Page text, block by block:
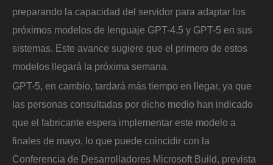
preparando la capacidad del servidor para adaptar los
próximos modelos de lenguaje GPT-4.5 y GPT-5 en sus
sistemas. Este avance sugiere que el primero de estos
modelos llegará la próxima semana.
GPT-5, en cambio, tardará más tiempo en llegar, ya que
las personas consultadas por dicho medio han indicado
que el fabricante espera implementar este modelo a
finales de mayo, lo que puede coincidir con la
Conferencia de Desarrolladores Microsoft Build, prevista